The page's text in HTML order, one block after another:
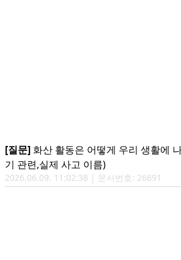
[질문] 화산 활동은 어떻게 우리 생활에
기 관련,실제 사고 이름)
2026.06.09. 11:02:38 | 문서번호: 26691